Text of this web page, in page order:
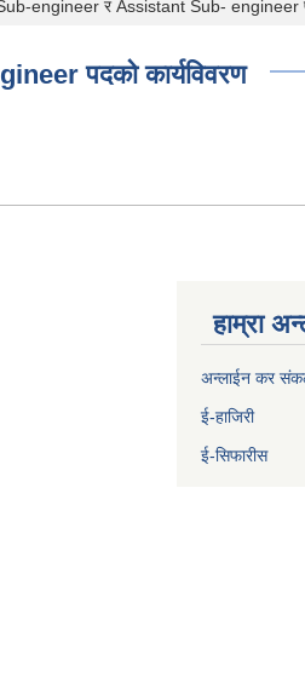
engineer र Assistant Sub- engineer
पदको कार्यविवरण
हाम्रा
अन्लाईन कर
ई-हाजिरी
ई-सिफारीस